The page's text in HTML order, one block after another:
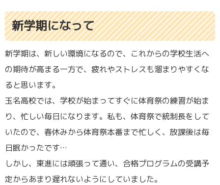
新学期になって
新学期は、新しい環境になるので、これからの学校生活へ
の期待が高まる一方で、疲れやストレスも溜まりやすくな
ると思います。
玉名高校では、学校が始まってすぐに体育祭の練習が始ま
り、忙しい毎日になります。私も、体育祭で統制長をして
いたので、春休みから体育祭本番まで忙しく、放課後は毎
日眠かったです…
しかし、東進には頑張って通い、合格プログラムの受講予
定からあまり遅れないようにしていました。